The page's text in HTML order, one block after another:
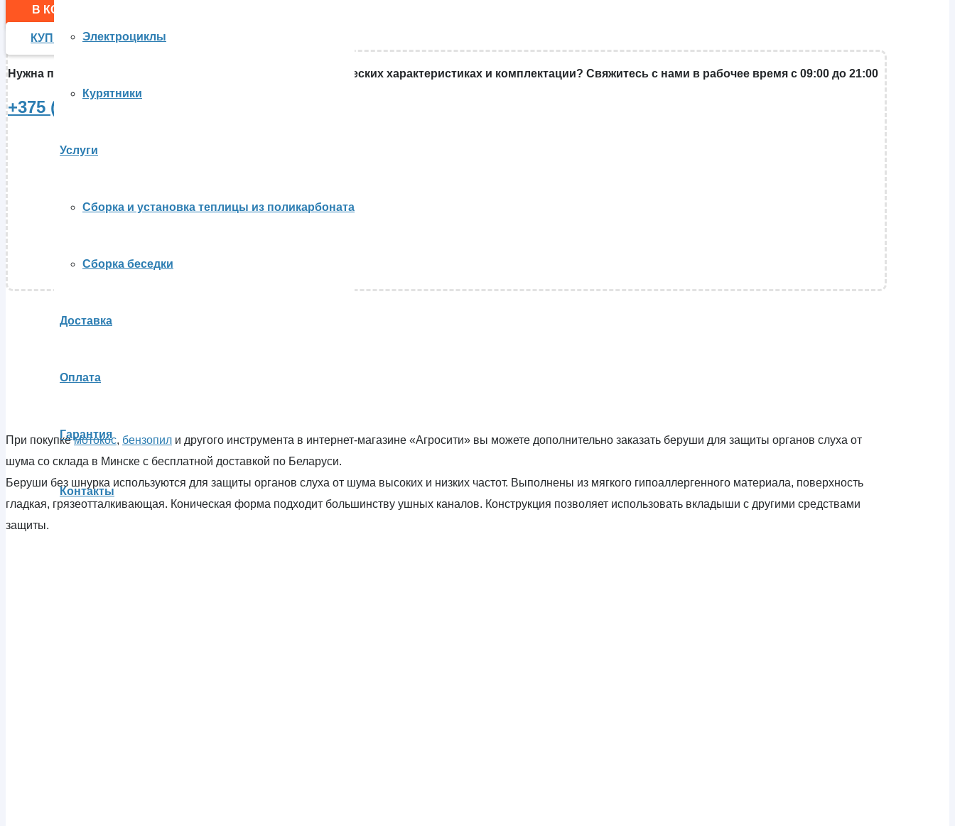
Электроциклы
Курятники
Услуги
Сборка и установка теплицы из поликарбоната
Сборка беседки
Доставка
Оплата
Гарантия
Контакты
В КОРЗИНУ
КУПИТЬ В 1 КЛИК
Нужна помощь в выборе товара или консультация о технических характеристиках и комплектации? Свяжитесь с нами в рабочее время с 09:00 до 21:00
+375 (29) 80-28-465
При покупкемотокос, бензопил и другого инструмента в интернет-магазине «Агросити» вы можете дополнительно заказать беруши для защиты органов слуха от
шума со склада в Минске с бесплатной доставкой по Беларуси.
Беруши без шнурка используются для защиты органов слуха от шума высоких и низких частот. Выполнены из мягкого гипоаллергенного материала, поверхность
гладкая, грязеотталкивающая. Коническая форма подходит большинству ушных каналов. Конструкция позволяет использовать вкладыши с другими средствами
защиты.